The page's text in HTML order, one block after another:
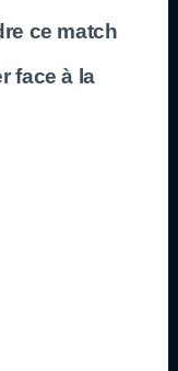
ce match
face à la